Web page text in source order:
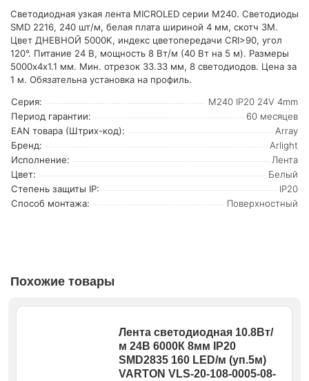
Светодиодная узкая лента MICROLED серии M240. Светодиоды
SMD 2216, 240 шт/м, белая плата шириной 4 мм, скотч 3M.
Цвет ДНЕВНОЙ 5000K, индекс цветопередачи CRI>90, угол
120°. Питание 24 В, мощность 8 Вт/м (40 Вт на 5 м). Размеры
5000х4х1.1 мм. Мин. отрезок 33.33 мм, 8 светодиодов. Цена за
1 м. Обязательна установка на профиль.
Серия:
M240 IP20 24V 4mm
Период гарантии:
60 месяцев
EAN товара (Штрих-код):
Array
Бренд:
Arlight
Исполнение:
Лента
Цвет:
Белый
Степень защиты IP:
IP20
Способ монтажа:
Поверхностный
Похожие товары
Лента светодиодная 10.8Вт/
м 24В 6000К 8мм IP20
SMD2835 160 LED/м (уп.5м)
VARTON VLS-20-108-0005-08-